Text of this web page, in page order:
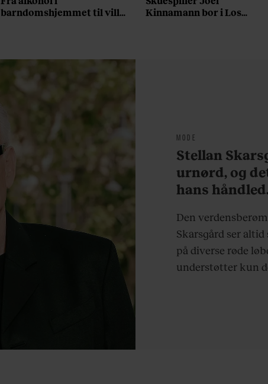
barndomshjemmet til villa
Kinnamann bor i Los
MODE
Stellan
urnørd, og
hans
Den
Skarsgård ser
på diverse røde
understøtter kun